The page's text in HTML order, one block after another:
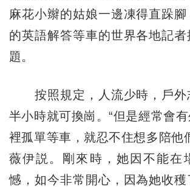
麻花小辮的姑娘一邊凍得直跺
的英語解答等車的世界各地記
題。
按照規定，人流少時，戶外
半小時就可換崗。“但是經常會
裡孤單等車，就忍不住想多陪他
薇伊説。剛來時，她因不能在
憾，如今非常開心，因為她收穫